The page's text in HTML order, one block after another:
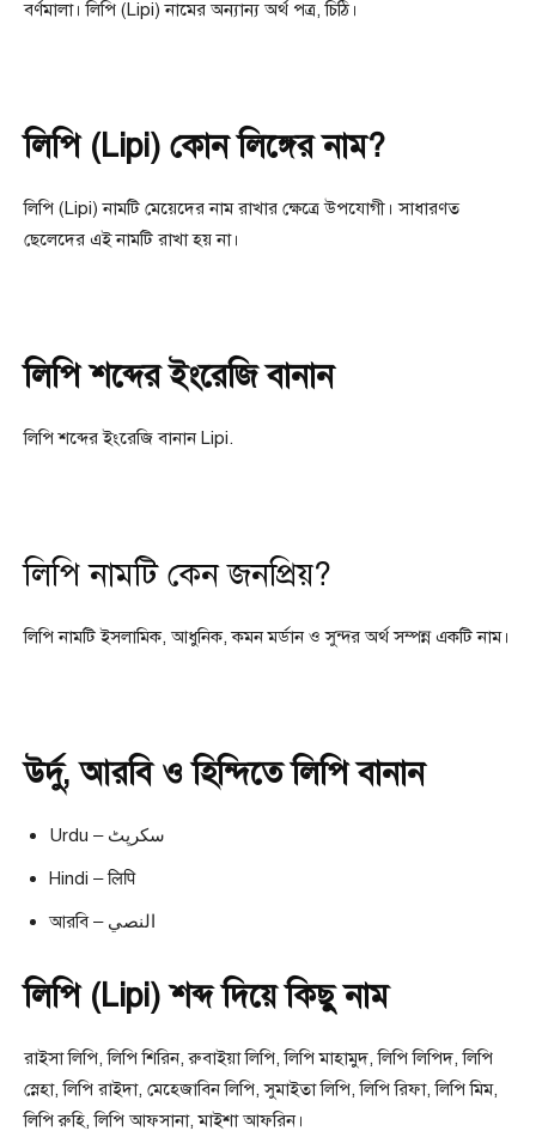
বর্ণমালা। লিপি (Lipi) নামের অন্যান্য অর্থ পত্র, চিঠি।
লিপি (Lipi) কোন লিঙ্গের নাম?
লিপি (Lipi) নামটি মেয়েদের নাম রাখার ক্ষেত্রে উপযোগী। সাধারণত
ছেলেদের এই নামটি রাখা হয় না।
লিপি শব্দের ইংরেজি বানান
লিপি শব্দের ইংরেজি বানান Lipi.
লিপি নামটি কেন জনপ্রিয়?
লিপি নামটি ইসলামিক, আধুনিক, কমন মর্ডান ও সুন্দর অর্থ সম্পন্ন একটি নাম।
উর্দু, আরবি ও হিন্দিতে লিপি বানান
Urdu – سکرپٹ
Hindi – लिपि
আরবি – النصي
লিপি (Lipi) শব্দ দিয়ে কিছু নাম
রাইসা লিপি, লিপি শিরিন, রুবাইয়া লিপি, লিপি মাহামুদ, লিপি লিপিদ, লিপি
স্নেহা, লিপি রাইদা, মেহেজাবিন লিপি, সুমাইতা লিপি, লিপি রিফা, লিপি মিম,
লিপি রুহি, লিপি আফসানা, মাইশা আফরিন।